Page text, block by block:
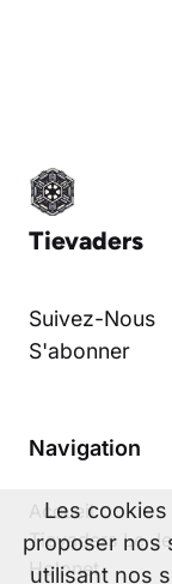
Tievaders
Suivez-Nous
S'abonner
Navigation
Accueil
Tievaders Le
Holonet
Les
proposer nos
utilisant nos